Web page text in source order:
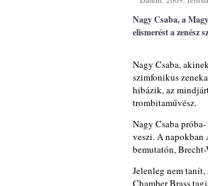
Nagy Csaba, a
elismerést a zenész
Nagy Csaba,
szimfonikus
hibázik, az
trombitaművész.
Nagy Csaba
veszi. A
bemutatón,
Jelenleg nem
Chamber Brass